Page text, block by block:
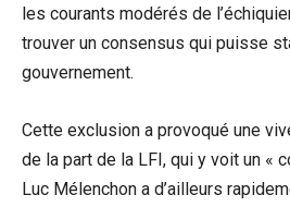
les courants modérés de
trouver un consensus qui puisse
gouvernement.
Cette exclusion a provoqué une
de la part de la LFI, qui y voit un «
Luc Mélenchon a d’ailleurs